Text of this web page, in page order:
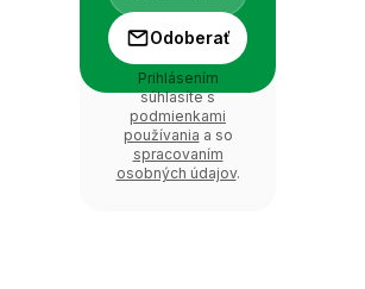
Odoberať
Prihlásením
súhlasíte s
podmienkami
používania a so
spracovaním
osobných údajov.